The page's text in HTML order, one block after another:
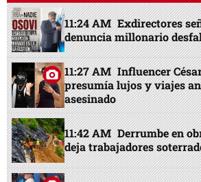
11:24 AM Exdirectores
denuncia millonario
11:27 AM Influencer
presumía lujos y viajes
asesinado
11:42 AM Derrumbe en
deja trabajadores